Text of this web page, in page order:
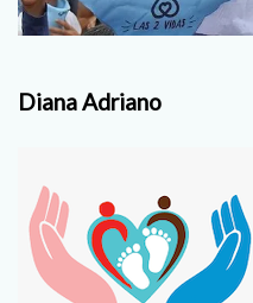
Diana Adriano